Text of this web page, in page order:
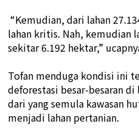
“Kemudian, dari lahan
lahan kritis. Nah, kemudian
sekitar 6.192 hektar,”
Tofan menduga kondisi ini
deforestasi besar-besaran
dari yang semula kawasan
menjadi lahan pertanian.